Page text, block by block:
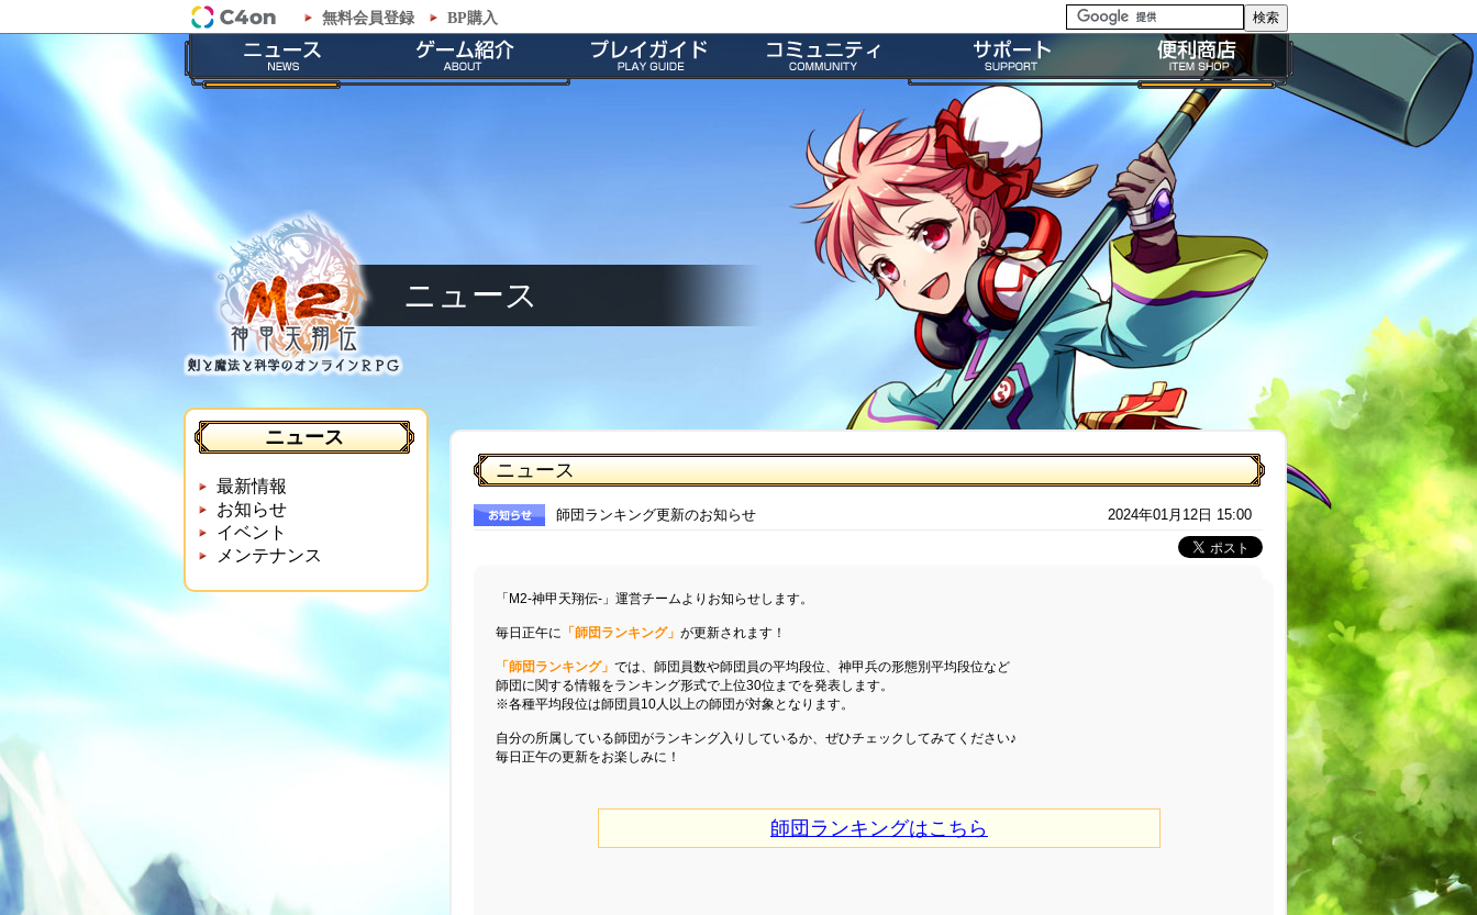
無料会員登録 BP購入
「M2-神甲天翔伝-」公式サイト
ニュース
師団＆友だち募集掲示板
公式Twitter
ファンキット
ファンサイト
M2オリジナル辞書
壁紙
師団ランキング
よくある質問・FAQ
お問い合わせ
ガイドライン
利用規約
便利商店ガイド
BP購入ガイド
ニュース
最新情報
お知らせ
イベント
メンテナンス
ニュース
師団ランキング更新のお知らせ 2024年01月12日 15:00
「M2-神甲天翔伝-」運営チームよりお知らせします。
毎日正午に 「師団ランキング」 が更新されます！
「師団ランキング」 では、師団員数や師団員の平均段位、神甲兵の形態別平均段位など
師団に関する情報をランキング形式で上位30位までを発表します。
※各種平均段位は師団員10人以上の師団が対象となります。
自分の所属している師団がランキング入りしているか、ぜひチェックしてみてください♪
毎日正午の更新をお楽しみに！
師団ランキングはこちら